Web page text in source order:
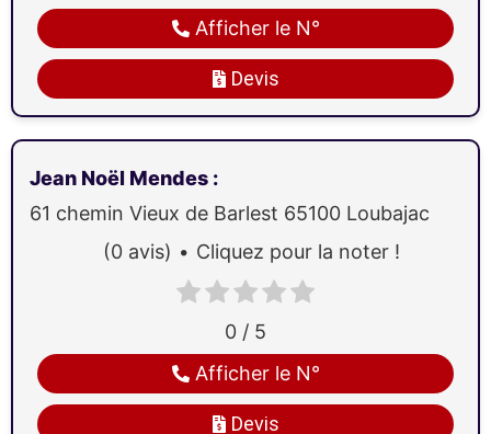
Devis
Afficher le N°
Jean Noël Mendes :
61 chemin Vieux de Barlest 65100 Loubajac
Devis
Afficher le N°
0 / 5
(0 avis) Cliquez pour la noter !